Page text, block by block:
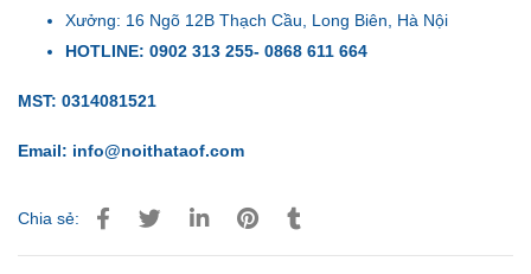
Xưởng: 16 Ngõ 12B Thạch Cầu, Long Biên, Hà Nội
HOTLINE: 0902 313 255- 0868 611 664
MST: 0314081521
Email: info@noithataof.com
Chia sẻ: